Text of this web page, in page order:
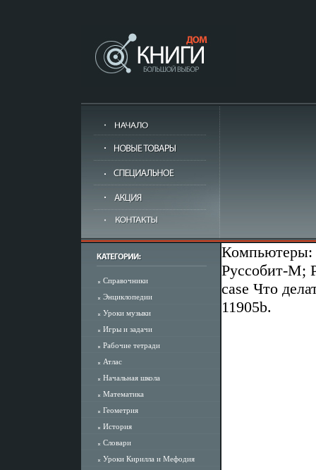
Справочники
Энциклопедии
Уроки музыки
Игры и задачи
Рабочие тетради
Атлас
Начальная школа
Математика
Геометрия
История
Словари
Уроки Кирилла и Мефодия
Компьютеры:
Руссобит-М;
case Что
11905b.